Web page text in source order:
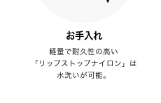
お手入れ
軽量で耐久性の高い
「リップストップナイロン」は
水洗いが可能。